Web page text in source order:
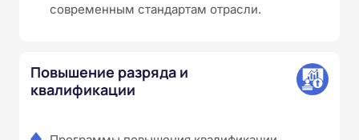
современным стандартам отрасли.
Повышение разряда и
квалификации